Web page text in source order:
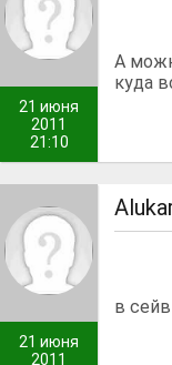
21 июня
2011
21:10
А
куда
21 июня
2011
в